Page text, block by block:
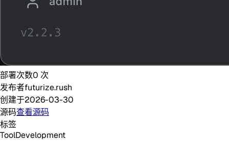
部署次数0 次
发布者futurize.rush
创建于2026-03-30
源码查看源码
标签
ToolDevelopment